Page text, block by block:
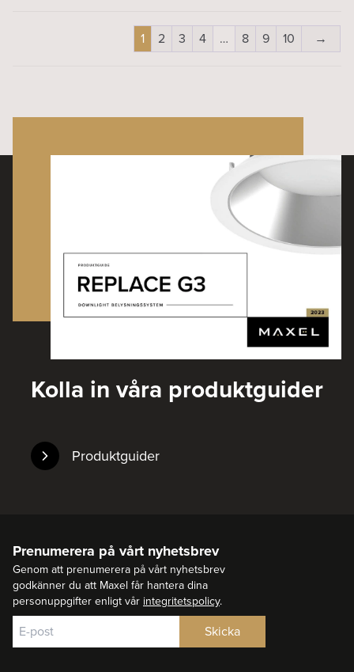
1 2 3 4 … 8 9 10 →
Kolla in våra produktguider
Produktguider
Prenumerera på vårt nyhetsbrev
Genom att prenumerera på vårt nyhetsbrev
godkänner du att Maxel får hantera dina
personuppgifter enligt vår integritetspolicy.